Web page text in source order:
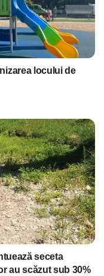
locului de
seceta
au scăzut sub 30%